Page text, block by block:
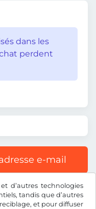
d’autres technologies
tandis que d’autres
et pour diffuser
dans les
perdent
e-mail